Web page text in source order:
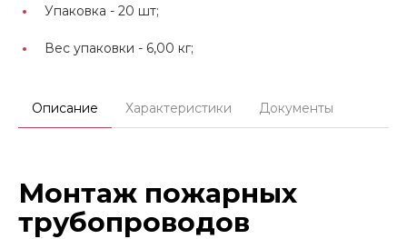
Упаковка - 20 шт;
Вес упаковки - 6,00 кг;
Описание Характеристики Документы
Монтаж пожарных
трубопроводов